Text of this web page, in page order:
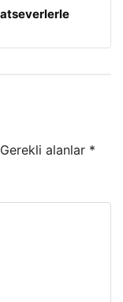
Gerekli alanlar *